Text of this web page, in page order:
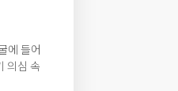
에 들어
의심 속